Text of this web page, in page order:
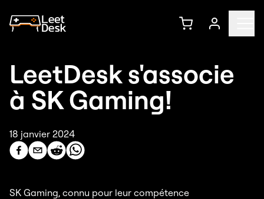
LeetDesk s'associe
à SK Gaming!
18 janvier 2024
SK Gaming, connu pour leur compétence